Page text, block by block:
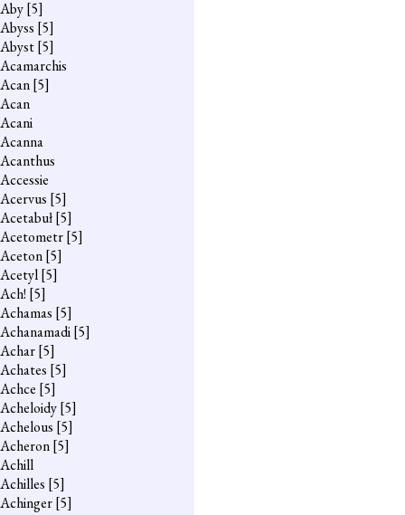
Aby[5]
Abyss [5]
Abyst[5]
Acamarchis
Acan[5]
Acan
Acani
Acanna
Acanthus
Accessie
Acervus [5]
Acetabuł[5]
Acetometr[5]
Aceton[5]
Acetyl[5]
Ach! [5]
Achamas [5]
Achanamadi[5]
Achar[5]
Achates [5]
Achce [5]
Acheloidy[5]
Achelous [5]
Acheron[5]
Achill
Achilles [5]
Achinger[5]